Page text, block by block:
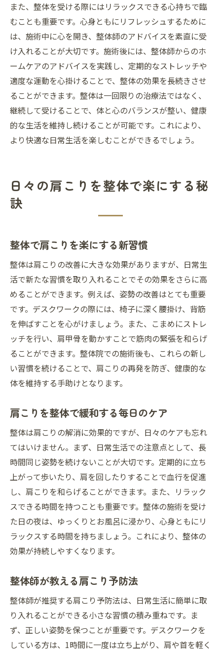
また、整体を受ける際にはリラックスできる心持ちで臨
むことも重要です。心身ともにリフレッシュするために
は、施術中に心を開き、整体師のアドバイスを素直に受
け入れることが大切です。施術後には、整体師からのホ
ームケアのアドバイスを実践し、定期的なストレッチや
適度な運動を心掛けることで、整体の効果を長続きさせ
ることができます。整体は一回限りの治療法ではなく、
継続して受けることで、体と心のバランスが整い、健康
的な生活を維持し続けることが可能です。これにより、
より快適な日常生活を楽しむことができるでしょう。
日々の肩こりを整体で楽にする秘
訣
整体で肩こりを楽にする新習慣
整体は肩こりの改善に大きな効果がありますが、日常生
活で新たな習慣を取り入れることでその効果をさらに高
めることができます。例えば、姿勢の改善はとても重要
です。デスクワークの際には、椅子に深く腰掛け、背筋
を伸ばすことを心がけましょう。また、こまめにストレ
ッチを行い、肩甲骨を動かすことで筋肉の緊張を和らげ
ることができます。整体院での施術後も、これらの新し
い習慣を続けることで、肩こりの再発を防ぎ、健康的な
体を維持する手助けとなります。
肩こりを整体で緩和する毎日のケア
整体は肩こりの解消に効果的ですが、日々のケアも忘れ
てはいけません。まず、日常生活での注意点として、長
時間同じ姿勢を続けないことが大切です。定期的に立ち
上がって歩いたり、肩を回したりすることで血行を促進
し、肩こりを和らげることができます。また、リラック
スできる時間を持つことも重要です。整体の施術を受け
た日の夜は、ゆっくりとお風呂に浸かり、心身ともにリ
ラックスする時間を持ちましょう。これにより、整体の
効果が持続しやすくなります。
整体師が教える肩こり予防法
整体師が推奨する肩こり予防法は、日常生活に簡単に取
り入れることができる小さな習慣の積み重ねです。ま
ず、正しい姿勢を保つことが重要です。デスクワークを
している方は、1時間に一度は立ち上がり、肩や首を軽く